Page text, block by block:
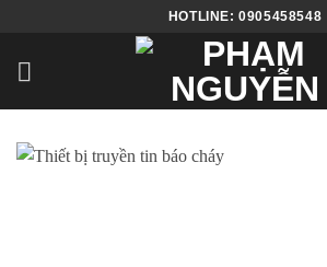
nội
HOTLINE: 0905458548